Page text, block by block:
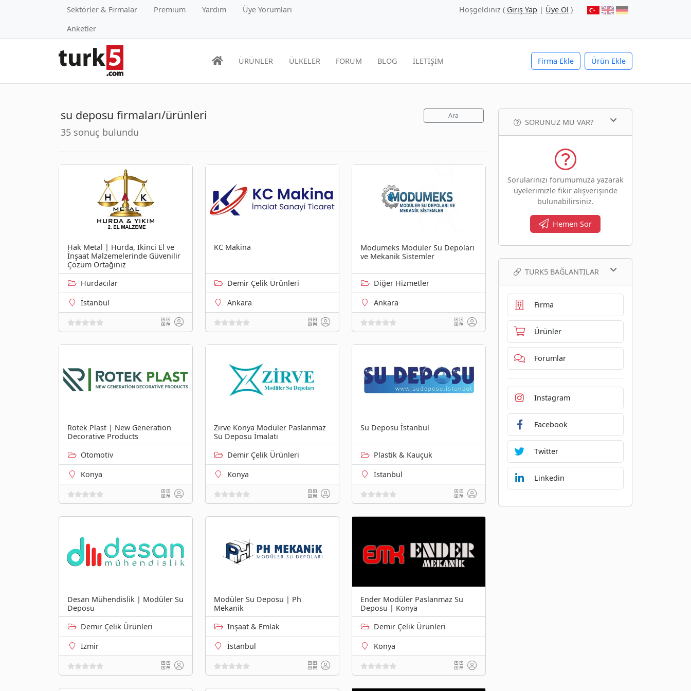
Sektörler & Firmalar Premium Yardım
Üye Yorumları
Anketler
Hoşgeldiniz ( Giriş Yap | Üye Ol )
Firma Ekle Ürün Ekle
ÜRÜNLER ÜLKELER FORUM BLOG İLETİŞİM
su deposu firmaları/ürünleri
35 sonuç bulundu
Ara
Hak Metal | Hurda, İkinci El ve
İnşaat Malzemelerinde Güvenilir
Çözüm Ortağınız
Hurdacılar
İstanbul
KC Makina
Demir Çelik Ürünleri
Ankara
Modumeks Modüler Su Depoları
ve Mekanik Sistemler
Diğer Hizmetler
Ankara
Rotek Plast | New Generation
Decorative Products
Otomotiv
Konya
Zirve Konya Modüler Paslanmaz
Su Deposu İmalatı
Demir Çelik Ürünleri
Konya
Su Deposu İstanbul
Plastik & Kauçuk
İstanbul
Desan Mühendislik | Modüler Su
Deposu
Demir Çelik Ürünleri
İzmir
Modüler Su Deposu | Ph
Mekanik
Inşaat & Emlak
İstanbul
Ender Modüler Paslanmaz Su
Deposu | Konya
Demir Çelik Ürünleri
Konya
SORUNUZ MU VAR?
Sorularınızı forumumuza yazarak
üyelerimizle fikir alışverişinde
bulunabilirsiniz.
Hemen Sor
TURK5 BAĞLANTILAR
Firma
Ürünler
Forumlar
Instagram
Facebook
Twitter
Linkedin